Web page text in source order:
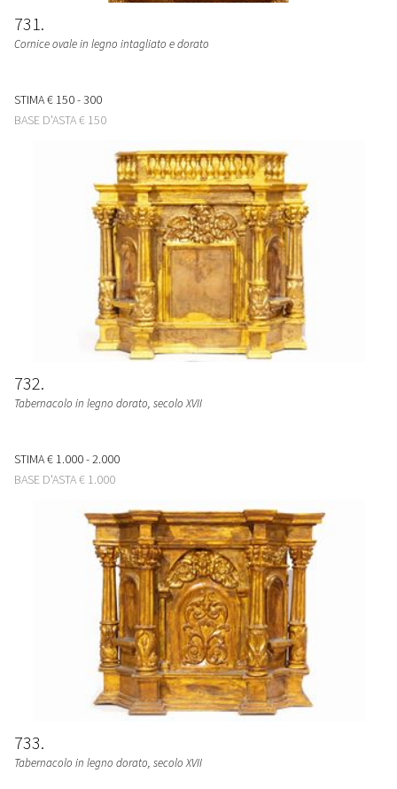
731
Cornice ovale in legno intagliato e dorato
STIMA€ 150 - 300
BASE D'ASTA€ 150
732
Tabernacolo in legno dorato, secolo XVII
STIMA€ 1.000 - 2.000
BASE D'ASTA€ 1.000
733
Tabernacolo in legno dorato, secolo XVII